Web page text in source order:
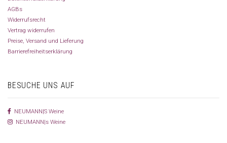
AGBs
Widerrufsrecht
Vertrag widerrufen
Preise, Versand und Lieferung
Barrierefreiheitserklärung
BESUCHE UNS AUF
NEUMANN|S Weine
NEUMANN|s Weine